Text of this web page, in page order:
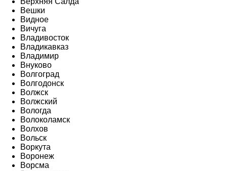
Вешки
Видное
Вичуга
Владивосток
Владикавказ
Владимир
Внуково
Волгоград
Волгодонск
Волжск
Волжский
Вологда
Волоколамск
Волхов
Вольск
Воркута
Воронеж
Ворсма